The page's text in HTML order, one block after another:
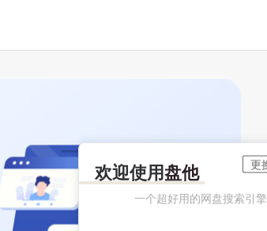
欢迎使用盘他
一个超好用的网盘搜索引擎